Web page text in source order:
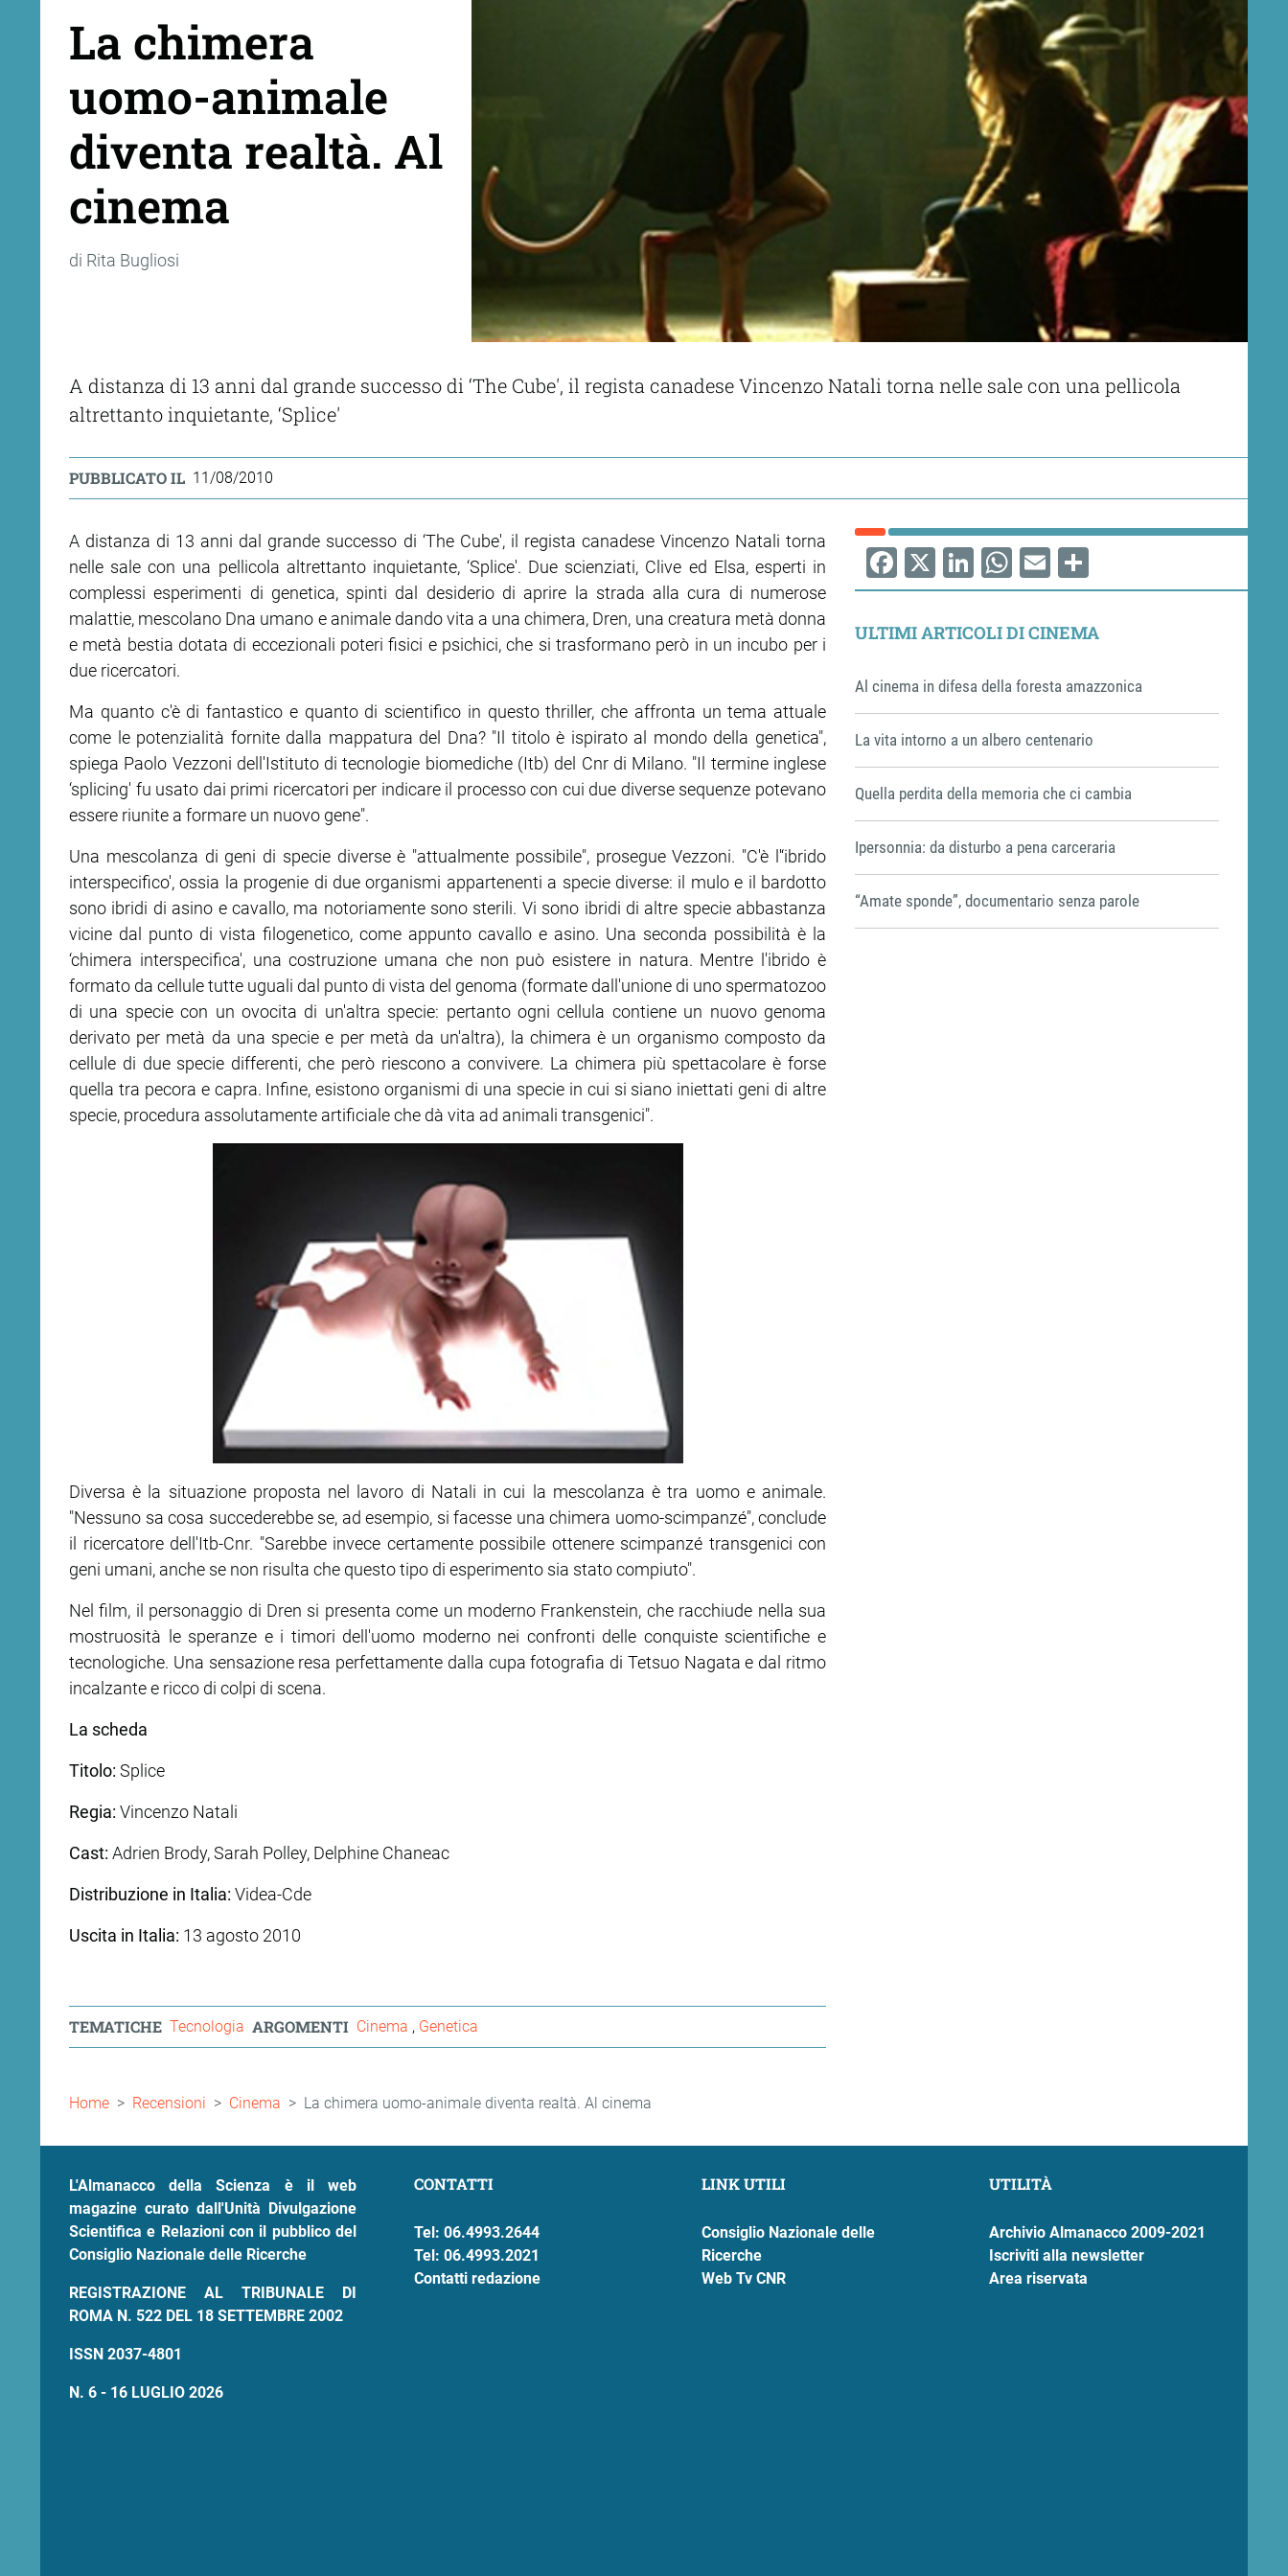
La chimera
uomo-animale
diventa realtà. Al
cinema
di Rita Bugliosi
A distanza di 13 anni dal grande successo di ‘The Cube', il regista canadese Vincenzo Natali torna nelle sale con una pellicola
altrettanto inquietante, ‘Splice'
PUBBLICATO IL 11/08/2010
A distanza di 13 anni dal grande successo di ‘The Cube', il regista canadese Vincenzo Natali torna
nelle sale con una pellicola altrettanto inquietante, ‘Splice'. Due scienziati, Clive ed Elsa, esperti in
complessi esperimenti di genetica, spinti dal desiderio di aprire la strada alla cura di numerose
malattie, mescolano Dna umano e animale dando vita a una chimera, Dren, una creatura metà donna
e metà bestia dotata di eccezionali poteri fisici e psichici, che si trasformano però in un incubo per i
due ricercatori.
Ma quanto c'è di fantastico e quanto di scientifico in questo thriller, che affronta un tema attuale
come le potenzialità fornite dalla mappatura del Dna? "Il titolo è ispirato al mondo della genetica",
spiega Paolo Vezzoni dell'Istituto di tecnologie biomediche (Itb) del Cnr di Milano. "Il termine inglese
‘splicing' fu usato dai primi ricercatori per indicare il processo con cui due diverse sequenze potevano
essere riunite a formare un nuovo gene".
Una mescolanza di geni di specie diverse è "attualmente possibile", prosegue Vezzoni. "C'è l'‘ibrido
interspecifico', ossia la progenie di due organismi appartenenti a specie diverse: il mulo e il bardotto
sono ibridi di asino e cavallo, ma notoriamente sono sterili. Vi sono ibridi di altre specie abbastanza
vicine dal punto di vista filogenetico, come appunto cavallo e asino. Una seconda possibilità è la
‘chimera interspecifica', una costruzione umana che non può esistere in natura. Mentre l'ibrido è
formato da cellule tutte uguali dal punto di vista del genoma (formate dall'unione di uno spermatozoo
di una specie con un ovocita di un'altra specie: pertanto ogni cellula contiene un nuovo genoma
derivato per metà da una specie e per metà da un'altra), la chimera è un organismo composto da
cellule di due specie differenti, che però riescono a convivere. La chimera più spettacolare è forse
quella tra pecora e capra. Infine, esistono organismi di una specie in cui si siano iniettati geni di altre
specie, procedura assolutamente artificiale che dà vita ad animali transgenici".
Diversa è la situazione proposta nel lavoro di Natali in cui la mescolanza è tra uomo e animale.
"Nessuno sa cosa succederebbe se, ad esempio, si facesse una chimera uomo-scimpanzé", conclude
il ricercatore dell'Itb-Cnr. "Sarebbe invece certamente possibile ottenere scimpanzé transgenici con
geni umani, anche se non risulta che questo tipo di esperimento sia stato compiuto".
Nel film, il personaggio di Dren si presenta come un moderno Frankenstein, che racchiude nella sua
mostruosità le speranze e i timori dell'uomo moderno nei confronti delle conquiste scientifiche e
tecnologiche. Una sensazione resa perfettamente dalla cupa fotografia di Tetsuo Nagata e dal ritmo
incalzante e ricco di colpi di scena.
La scheda
Titolo: Splice
Regia: Vincenzo Natali
Cast: Adrien Brody, Sarah Polley, Delphine Chaneac
Distribuzione in Italia: Videa-Cde
Uscita in Italia: 13 agosto 2010
TEMATICHE Tecnologia ARGOMENTI Cinema Genetica
Facebook
X LinkedIn
WhatsApp
EmailShare
ULTIMI ARTICOLI DI CINEMA
Al cinema in difesa della foresta amazzonica
La vita intorno a un albero centenario
Quella perdita della memoria che ci cambia
Ipersonnia: da disturbo a pena carceraria
“Amate sponde”, documentario senza parole
Briciole
Home Recensioni Cinema La chimera uomo-animale diventa realtà. Al cinema
L'Almanacco della Scienza è il web
magazine curato dall'Unità Divulgazione
Scientifica e Relazioni con il pubblico del
Consiglio Nazionale delle Ricerche
REGISTRAZIONE AL TRIBUNALE DI
ROMA N. 522 DEL 18 SETTEMBRE 2002
ISSN 2037-4801
N. 6 - 16 LUGLIO 2026
CONTATTI
Tel: 06.4993.2644
Tel: 06.4993.2021
Contatti redazione
LINK UTILI
Consiglio Nazionale delle
Ricerche
Web Tv CNR
UTILITÀ
Archivio Almanacco 2009-2021
Iscriviti alla newsletter
Area riservata